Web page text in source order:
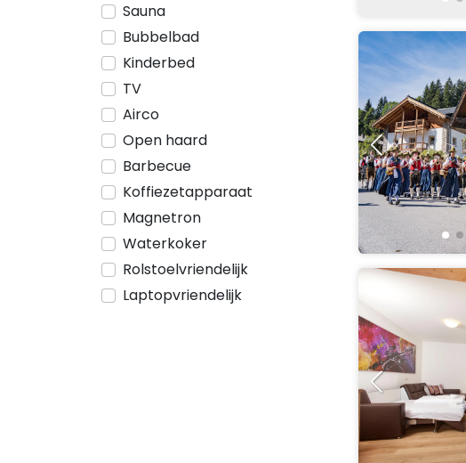
Sauna
Bubbelbad
Kinderbed
TV
Airco
Open haard
Barbecue
Koffiezetapparaat
Magnetron
Waterkoker
Rolstoelvriendelijk
Laptopvriendelijk